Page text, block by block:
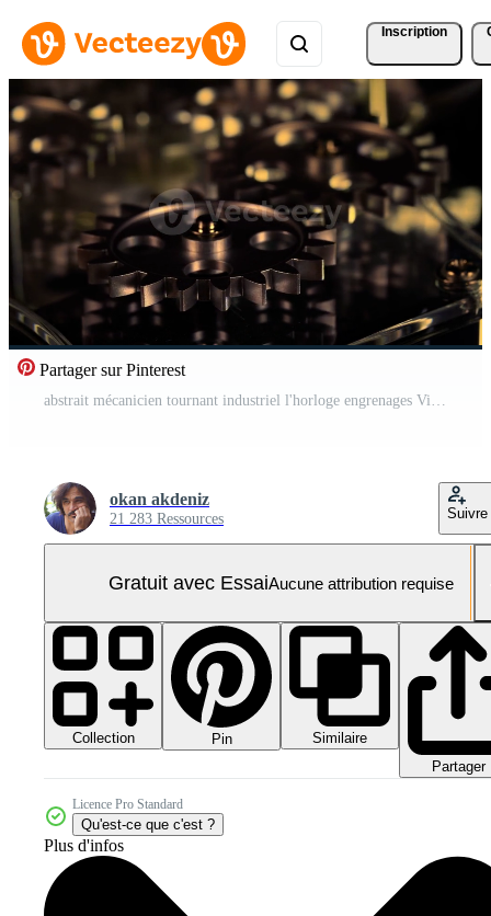
Inscription
Partager sur Pinterest
abstrait mécanicien tournant industriel l'horloge engrenages Vidéo Pro
okan akdeniz
21 283 Ressources Suivre
Gratuit avec EssaiAucune attribution requise
Collection Pin
Similaire
Partager
Licence Pro Standard
Qu'est-ce que c'est ?
Plus d'infos